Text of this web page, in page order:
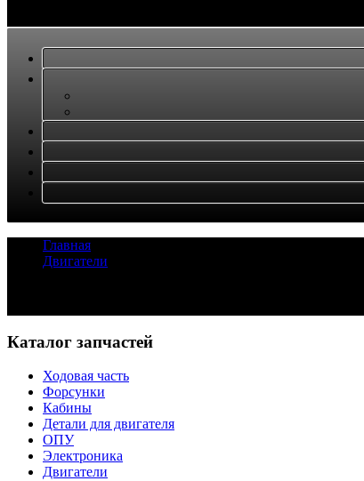
Главная
Двигатели
Каталог запчастей
Ходовая часть
Форсунки
Кабины
Детали для двигателя
ОПУ
Электроника
Двигатели